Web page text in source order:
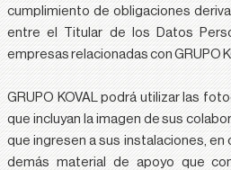
cumplimiento de obligaciones
entre el Titular de los Datos
empresas relacionadas con GRUPO
GRUPO KOVAL podrá utilizar las
que incluyan la imagen de sus
que ingresen a sus instalaciones, en
demás material de apoyo que